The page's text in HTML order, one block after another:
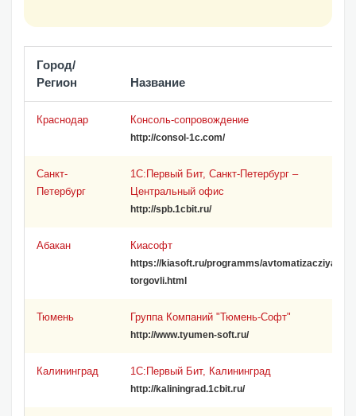
Город/
Регион
Название
Краснодар Консоль-сопровождение
http://consol-1c.com/
Санкт-
Петербург
1С:Первый Бит, Санкт-Петербург –
Центральный офис
http://spb.1cbit.ru/
Абакан Киасофт
https://kiasoft.ru/programms/avtomatizacziya-
torgovli.html
Тюмень Группа Компаний "Тюмень-Софт"
http://www.tyumen-soft.ru/
Калининград 1С:Первый Бит, Калининград
http://kaliningrad.1cbit.ru/